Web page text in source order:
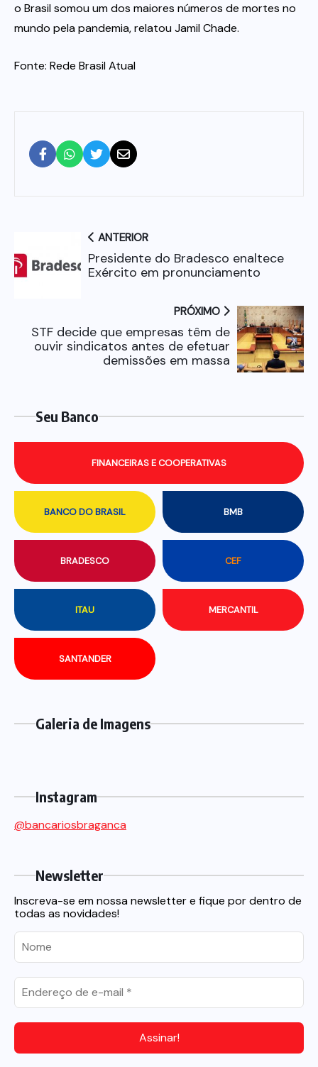
o Brasil somou um dos maiores números de mortes no
mundo pela pandemia, relatou Jamil Chade.
Fonte: Rede Brasil Atual
ANTERIOR
Presidente do Bradesco enaltece
Exército em pronunciamento
PRÓXIMO
STF decide que empresas têm de
ouvir sindicatos antes de efetuar
demissões em massa
Seu Banco
BANCO DO BRASIL BMB
BRADESCO CEF
FINANCEIRAS E COOPERATIVAS
ITAU MERCANTIL
SANTANDER
Galeria de Imagens
Instagram
@bancariosbraganca
Newsletter
Inscreva-se em nossa newsletter e fique por dentro de
todas as novidades!